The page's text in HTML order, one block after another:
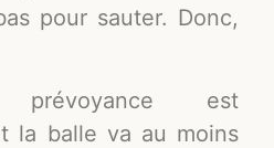
pour sauter. Donc,
prévoyance est
la balle va au moins